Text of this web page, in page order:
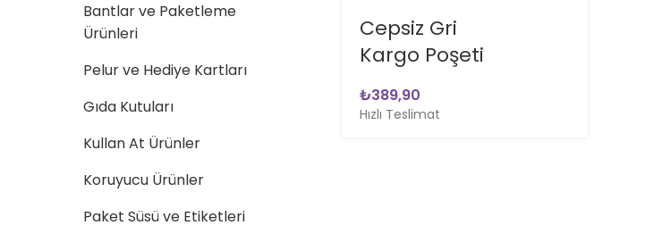
Bantlar ve Paketleme
Ürünleri
Pelur ve Hediye Kartları
Gıda Kutuları
Kullan At Ürünler
Koruyucu Ürünler
Paket Süsü ve Etiketleri
Cepsiz Gri
Kargo Poşeti
₺
Hızlı Teslimat